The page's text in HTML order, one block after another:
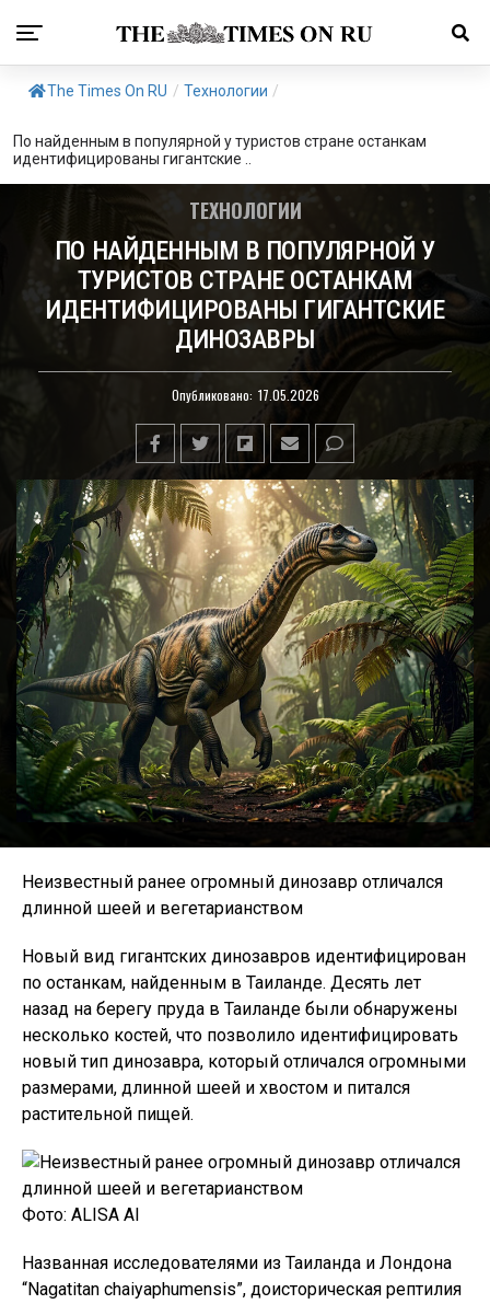
The Times On RU / Технологии /
По найденным в популярной у туристов стране останкам
идентифицированы гигантские ..
ТЕХНОЛОГИИ
ПО НАЙДЕННЫМ В ПОПУЛЯРНОЙ У
ТУРИСТОВ СТРАНЕ ОСТАНКАМ
ИДЕНТИФИЦИРОВАНЫ ГИГАНТСКИЕ
ДИНОЗАВРЫ
Опубликовано: 17.05.2026
Неизвестный ранее огромный динозавр отличался
длинной шеей и вегетарианством
Новый вид гигантских динозавров идентифицирован
по останкам, найденным в Таиланде. Десять лет
назад на берегу пруда в Таиланде были обнаружены
несколько костей, что позволило идентифицировать
новый тип динозавра, который отличался огромными
размерами, длинной шеей и хвостом и питался
растительной пищей.
Фото: ALISA AI
Названная исследователями из Таиланда и Лондона
“Nagatitan chaiyaphumensis”, доисторическая рептилия